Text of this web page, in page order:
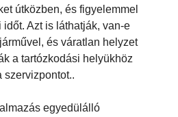
útközben, és figyelemmel
időt. Azt is láthatják, van-e
és váratlan helyzet
a tartózkodási helyükhöz
szervizpontot..
egyedülálló